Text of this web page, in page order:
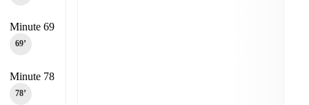
Minute 69
69‎’‎
Minute 78
78‎’‎